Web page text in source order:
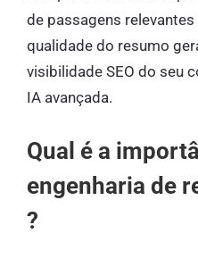
de passagens relevantes
qualidade do resumo
visibilidade SEO do seu
IA avançada.
Qual é a
engenharia de
?